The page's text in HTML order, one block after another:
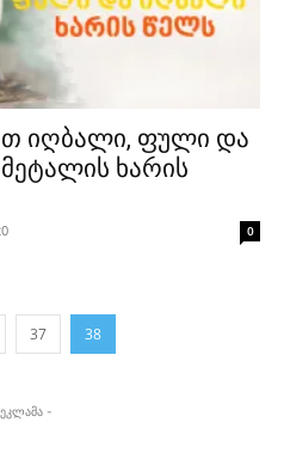
იღბალი, ფული და
ხარის
0
37 38
-